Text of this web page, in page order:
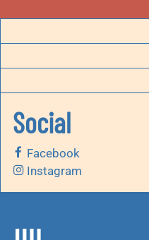
Social
Facebook
Instagram